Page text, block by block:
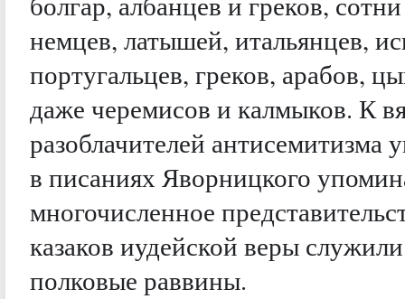
немцев, латышей, итальянцев,
португальцев, греков, арабов,
даже черемисов и калмыков. К
разоблачителей антисемитизма
в писаниях Яворницкого
многочисленное
казаков иудейской веры
полковые раввины.